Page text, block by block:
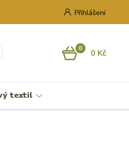
Přihlášení
0 0 Kč
textil